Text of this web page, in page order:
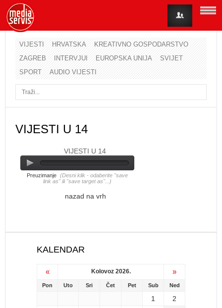
VIJESTI HRVATSKA
KREATIVNO GOSPODARSTVO
ZAGREB
INTERVJUI EUROPSKA UNIJA
SVIJET
SPORT
AUDIO VIJESTI
VIJESTI U 14
VIJESTI U 14
Preuzimanje (Desni klik - odaberite "save
link as" ili "save target as"...)
nazad na vrh
KALENDAR
« Kolovoz 2026. »
Pon Uto Sri Čet Pet Sub Ned
1
2
Korisničko ime
Lozinka
Zaboravili ste lozinku?